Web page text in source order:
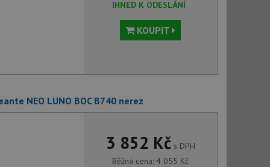
IHNED K ODESLÁNÍ
KOUPIT
NEO LUNO BOC B740 nerez
3 852 Kčs DPH
Běžná cena:4 055 Kč